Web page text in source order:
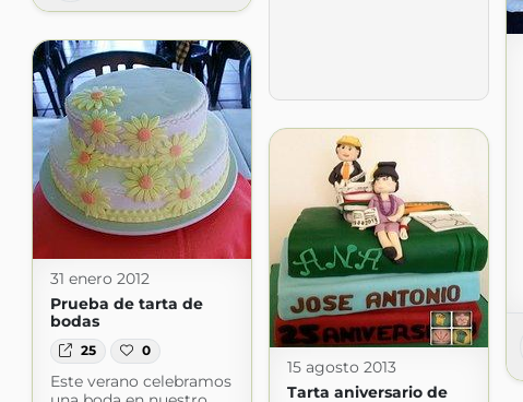
31 enero 2012
Prueba de tarta de
bodas
25 0
Este verano celebramos
15 agosto 2013
Tarta aniversario de